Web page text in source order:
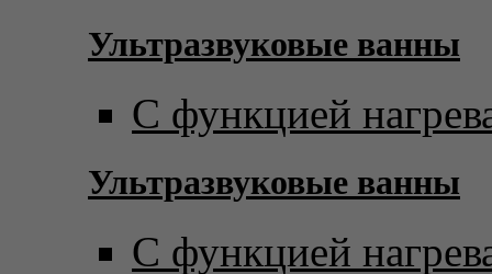
Ультразвуковые ванны
С функцией
Ультразвуковые ванны
С функцией